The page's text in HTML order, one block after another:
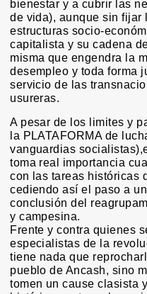
bienestar y a cubrir las
de vida), aunque sin fijar
estructuras socio-
capitalista y su cadena
misma que engendra la
desempleo y toda forma
servicio de las
usureras.
A pesar de los limites y
la PLATAFORMA de
vanguardias
toma real importancia
con las tareas históricas
cediendo así el paso a
conclusión del
y campesina.
Frente y contra quienes
especialistas de la
tiene nada que
pueblo de Ancash, sino
tomen un cause clasista